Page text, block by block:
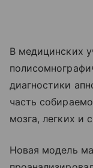
В медицинских
диагностики
часть
мозга, легких и
Новая модель